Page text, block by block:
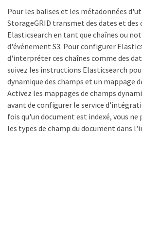
Pour les balises et les métadonnées
StorageGRID transmet des dates et des
Elasticsearch en tant que chaînes ou
d'événement S3. Pour configurer
d'interpréter ces chaînes comme des
suivez les instructions Elasticsearch
dynamique des champs et un mappage
Activez les mappages de champs
avant de configurer le service
fois qu'un document est indexé, vous ne
les types de champ du document dans